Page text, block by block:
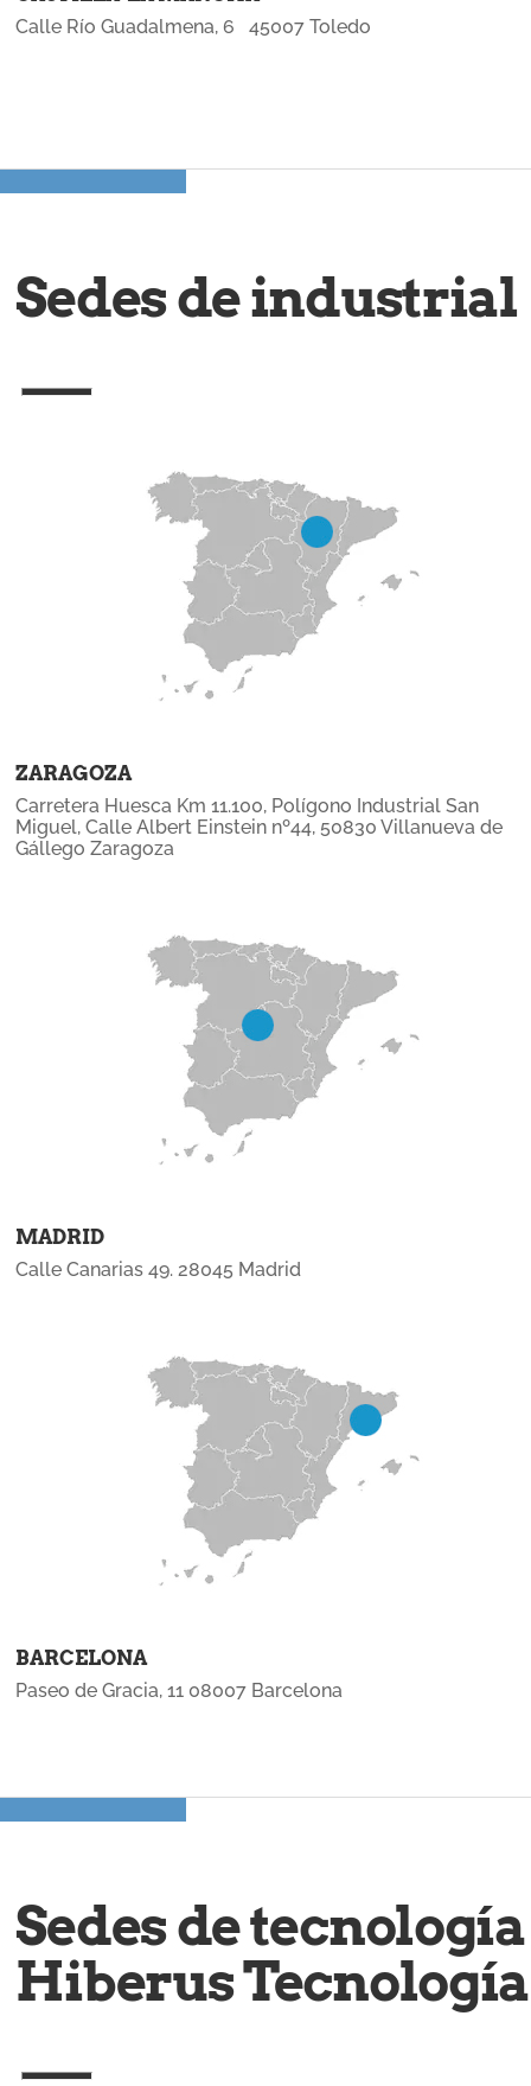
Calle Río Guadalmena, 6 45007 Toledo
Sedes de industrial
ZARAGOZA
Carretera Huesca Km 11.100, Polígono Industrial San
Miguel, Calle Albert Einstein nº44, 50830 Villanueva de
Gállego Zaragoza
MADRID
Calle Canarias 49. 28045 Madrid
BARCELONA
Paseo de Gracia, 11 08007 Barcelona
Sedes de tecnología
Hiberus Tecnología